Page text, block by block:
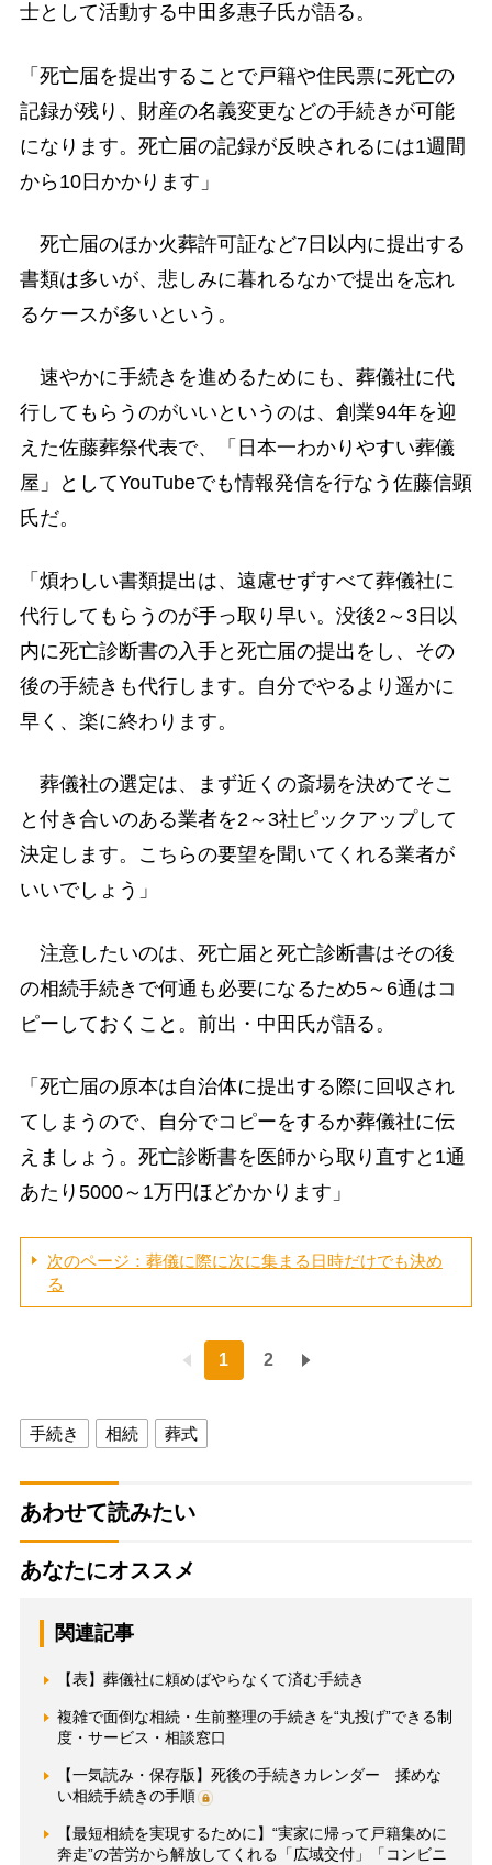
士として活動する中田多惠子氏が語る。
「死亡届を提出することで戸籍や住民票に死亡の
記録が残り、財産の名義変更などの手続きが可能
になります。死亡届の記録が反映されるには1週間
から10日かかります」
死亡届のほか火葬許可証など7日以内に提出する
書類は多いが、悲しみに暮れるなかで提出を忘れ
るケースが多いという。
速やかに手続きを進めるためにも、葬儀社に代
行してもらうのがいいというのは、創業94年を迎
えた佐藤葬祭代表で、「日本一わかりやすい葬儀
屋」としてYouTubeでも情報発信を行なう佐藤信顕
氏だ。
「煩わしい書類提出は、遠慮せずすべて葬儀社に
代行してもらうのが手っ取り早い。没後2～3日以
内に死亡診断書の入手と死亡届の提出をし、その
後の手続きも代行します。自分でやるより遥かに
早く、楽に終わります。
葬儀社の選定は、まず近くの斎場を決めてそこ
と付き合いのある業者を2～3社ピックアップして
決定します。こちらの要望を聞いてくれる業者が
いいでしょう」
注意したいのは、死亡届と死亡診断書はその後
の相続手続きで何通も必要になるため5～6通はコ
ピーしておくこと。前出・中田氏が語る。
「死亡届の原本は自治体に提出する際に回収され
てしまうので、自分でコピーをするか葬儀社に伝
えましょう。死亡診断書を医師から取り直すと1通
あたり5000～1万円ほどかかります」
次のページ：葬儀に際に次に集まる日時だけでも決め
る
1 2
手続き 相続 葬式
あわせて読みたい
あなたにオススメ
関連記事
【表】葬儀社に頼めばやらなくて済む手続き
複雑で面倒な相続・生前整理の手続きを“丸投げ”できる制
度・サービス・相談窓口
【一気読み・保存版】死後の手続きカレンダー 揉めな
い相続手続きの手順
【最短相続を実現するために】“実家に帰って戸籍集めに
奔走”の苦労から解放してくれる「広域交付」「コンビニ